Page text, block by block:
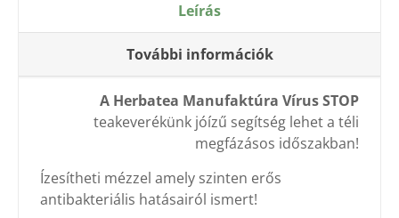
Leírás
További információk
A Herbatea Manufaktúra Vírus STOP
teakeverékünk jóízű segítség lehet a téli
megfázásos időszakban!
Ízesítheti mézzel amely szinten erős
antibakteriális hatásairól ismert!